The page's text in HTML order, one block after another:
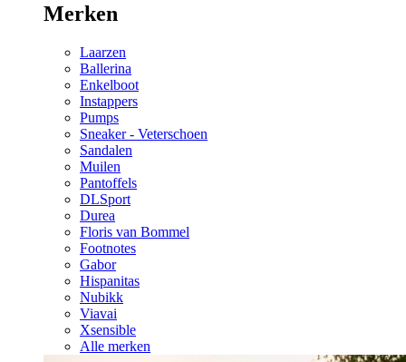
Merken
Laarzen
Ballerina
Enkelboot
Instappers
Pumps
Sneaker - Veterschoen
Sandalen
Muilen
Pantoffels
DLSport
Durea
Floris van Bommel
Footnotes
Gabor
Hispanitas
Nubikk
Viavai
Xsensible
Alle merken